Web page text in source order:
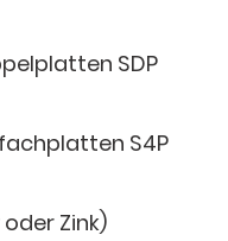
SDP
S4P
Zink)